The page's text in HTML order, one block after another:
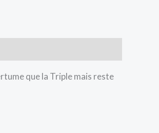
que la Triple mais reste